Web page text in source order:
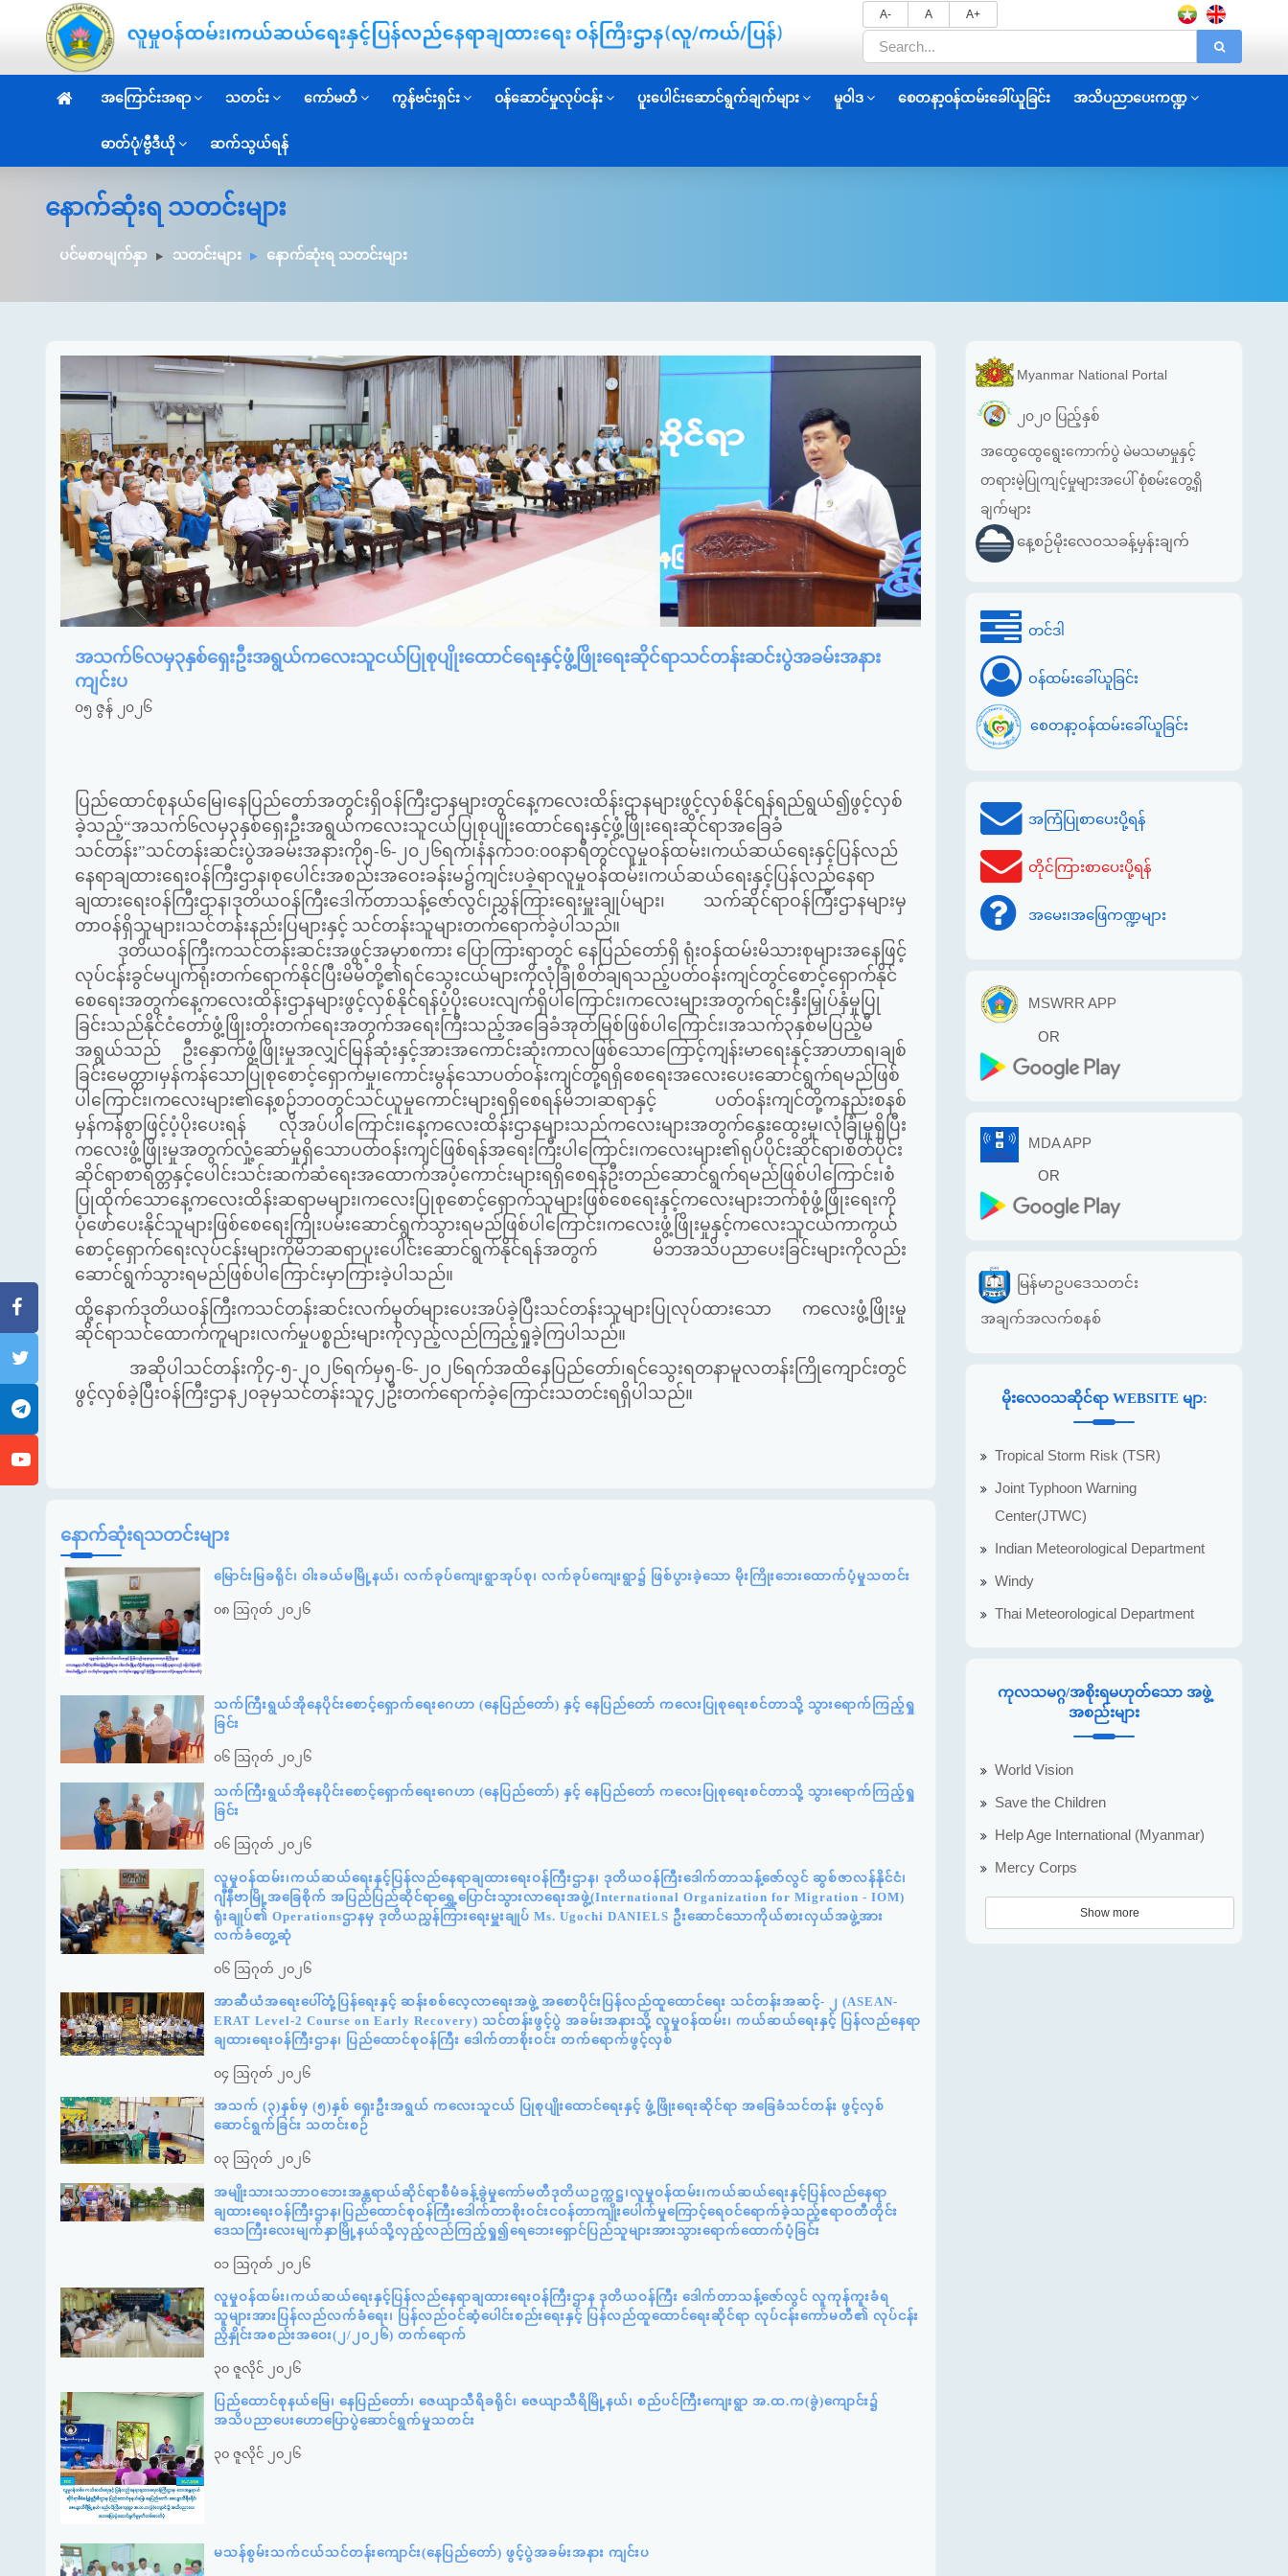
A- A A+
အကြောင်းအရာ သတင်း ကော်မတီ ကွန်ဗင်းရှင်း ဝန်ဆောင်မှုလုပ်ငန်း ပူးပေါင်းဆောင်ရွက်ချက်များ မူဝါဒ စေတနာ့ဝန်ထမ်းခေါ်ယူခြင်း အသိပညာပေးကဏ္ဍ
ဓာတ်ပုံ/ဗွီဒီယို ဆက်သွယ်ရန်
နောက်ဆုံးရ သတင်းများ
ပင်မစာမျက်နှာ သတင်းများ နောက်ဆုံးရ သတင်းများ
အသက်၆လမှ၃နှစ်ရှေးဦးအရွယ်ကလေးသူငယ်ပြုစုပျိုးထောင်ရေးနှင့်ဖွံ့ဖြိုးရေးဆိုင်ရာသင်တန်းဆင်းပွဲအခမ်းအနား
ကျင်းပ
၀၅ ဇွန် ၂၀၂၆
ပြည်ထောင်စုနယ်မြေ၊နေပြည်တော်အတွင်းရှိဝန်ကြီးဌာနများတွင်နေ့ကလေးထိန်းဌာနများဖွင့်လှစ်နိုင်ရန်ရည်ရွယ်၍ဖွင့်လှစ်
ခဲ့သည့်“အသက်၆လမှ၃နှစ်ရှေးဦးအရွယ်ကလေးသူငယ်ပြုစုပျိုးထောင်ရေးနှင့်ဖွံ့ဖြိုးရေးဆိုင်ရာအခြေခံ
သင်တန်း”သင်တန်းဆင်းပွဲအခမ်းအနားကို၅-၆-၂၀၂၆ရက်၊နံနက်၁၀:၀၀နာရီတွင်လူမှုဝန်ထမ်း၊ကယ်ဆယ်ရေးနှင့်ပြန်လည်
နေရာချထားရေးဝန်ကြီးဌာန၊စုပေါင်းအစည်းအဝေးခန်းမ၌ကျင်းပခဲ့ရာလူမှုဝန်ထမ်း၊ကယ်ဆယ်ရေးနှင့်ပြန်လည်နေရာ
ချထားရေးဝန်ကြီးဌာန၊ဒုတိယဝန်ကြီးဒေါက်တာသန့်ဇော်လွင်၊ညွှန်ကြားရေးမှူးချုပ်များ၊ သက်ဆိုင်ရာဝန်ကြီးဌာနများမှ
တာဝန်ရှိသူများ၊သင်တန်းနည်းပြများနှင့် သင်တန်းသူများတက်ရောက်ခဲ့ပါသည်။
ဒုတိယဝန်ကြီးကသင်တန်းဆင်းအဖွင့်အမှာစကား ပြောကြားရာတွင် နေပြည်တော်ရှိ ရုံးဝန်ထမ်းမိသားစုများအနေဖြင့်
လုပ်ငန်းခွင်မပျက်ရုံးတက်ရောက်နိုင်ပြီးမိမိတို့၏ရင်သွေးငယ်များကိုလုံခြုံစိတ်ချရသည့်ပတ်ဝန်းကျင်တွင်စောင့်ရှောက်နိုင်
စေရေးအတွက်နေ့ကလေးထိန်းဌာနများဖွင့်လှစ်နိုင်ရန်ပံ့ပိုးပေးလျက်ရှိပါကြောင်း၊ကလေးများအတွက်ရင်းနှီးမြှုပ်နှံမှုပြု
ခြင်းသည်နိုင်ငံတော်ဖွံ့ဖြိုးတိုးတက်ရေးအတွက်အရေးကြီးသည့်အခြေခံအုတ်မြစ်ဖြစ်ပါကြောင်း၊အသက်၃နှစ်မပြည့်မီ
အရွယ်သည် ဦးနှောက်ဖွံ့ဖြိုးမှုအလျှင်မြန်ဆုံးနှင့်အားအကောင်းဆုံးကာလဖြစ်သောကြောင့်ကျန်းမာရေးနှင့်အာဟာရ၊ချစ်
ခြင်းမေတ္တာ၊မှန်ကန်သောပြုစုစောင့်ရှောက်မှု၊ကောင်းမွန်သောပတ်ဝန်းကျင်တို့ရရှိစေရေးအလေးပေးဆောင်ရွက်ရမည်ဖြစ်
ပါကြောင်း၊ကလေးများ၏နေ့စဉ်ဘဝတွင်သင်ယူမှုကောင်းများရရှိစေရန်မိဘ၊ဆရာနှင့် ပတ်ဝန်းကျင်တို့ကနည်းစနစ်
မှန်ကန်စွာဖြင့်ပံ့ပိုးပေးရန် လိုအပ်ပါကြောင်း၊နေ့ကလေးထိန်းဌာနများသည်ကလေးများအတွက်နွေးထွေးမှု၊လုံခြုံမှုရှိပြီး
ကလေးဖွံ့ဖြိုးမှုအတွက်လှုံ့ဆော်မှုရှိသောပတ်ဝန်းကျင်ဖြစ်ရန်အရေးကြီးပါကြောင်း၊ကလေးများ၏ရုပ်ပိုင်းဆိုင်ရာ၊စိတ်ပိုင်း
ဆိုင်ရာစာရိတ္တနှင့်ပေါင်းသင်းဆက်ဆံရေးအထောက်အပံ့ကောင်းများရရှိစေရန်ဦးတည်ဆောင်ရွက်ရမည်ဖြစ်ပါကြောင်း၊စံ
ပြုထိုက်သောနေ့ကလေးထိန်းဆရာမများ၊ကလေးပြုစုစောင့်ရှောက်သူများဖြစ်စေရေးနှင့်ကလေးများဘက်စုံဖွံ့ဖြိုးရေးကို
ပုံဖော်ပေးနိုင်သူများဖြစ်စေရေးကြိုးပမ်းဆောင်ရွက်သွားရမည်ဖြစ်ပါကြောင်း၊ကလေးဖွံ့ဖြိုးမှုနှင့်ကလေးသူငယ်ကာကွယ်
စောင့်ရှောက်ရေးလုပ်ငန်းများကိုမိဘဆရာပူးပေါင်းဆောင်ရွက်နိုင်ရန်အတွက် မိဘအသိပညာပေးခြင်းများကိုလည်း
ဆောင်ရွက်သွားရမည်ဖြစ်ပါကြောင်းမှာကြားခဲ့ပါသည်။
ထို့နောက်ဒုတိယဝန်ကြီးကသင်တန်းဆင်းလက်မှတ်များပေးအပ်ခဲ့ပြီးသင်တန်းသူများပြုလုပ်ထားသော ကလေးဖွံ့ဖြိုးမှု
ဆိုင်ရာသင်ထောက်ကူများ၊လက်မှုပစ္စည်းများကိုလှည့်လည်ကြည့်ရှုခဲ့ကြပါသည်။
အဆိုပါသင်တန်းကို၄-၅-၂၀၂၆ရက်မှ၅-၆-၂၀၂၆ရက်အထိနေပြည်တော်၊ရင်သွေးရတနာမူလတန်းကြိုကျောင်းတွင်
ဖွင့်လှစ်ခဲ့ပြီးဝန်ကြီးဌာန၂၀ခုမှသင်တန်းသူ၄၂ဦးတက်ရောက်ခဲ့ကြောင်းသတင်းရရှိပါသည်။
နောက်ဆုံးရသတင်းများ
မြောင်းမြခရိုင်၊ ဝါးခယ်မမြို့နယ်၊ လက်ခုပ်ကျေးရွာအုပ်စု၊ လက်ခုပ်ကျေးရွာ၌ ဖြစ်ပွားခဲ့သော မိုးကြိုးဘေးထောက်ပံ့မှုသတင်း
၀၈ ဩဂုတ် ၂၀၂၆
သက်ကြီးရွယ်အိုနေပိုင်းစောင့်ရှောက်ရေးဂေဟာ (နေပြည်တော်) နှင့် နေပြည်တော် ကလေးပြုစုရေးစင်တာသို့ သွားရောက်ကြည့်ရှု
ခြင်း
၀၆ ဩဂုတ် ၂၀၂၆
သက်ကြီးရွယ်အိုနေပိုင်းစောင့်ရှောက်ရေးဂေဟာ (နေပြည်တော်) နှင့် နေပြည်တော် ကလေးပြုစုရေးစင်တာသို့ သွားရောက်ကြည့်ရှု
ခြင်း
၀၆ ဩဂုတ် ၂၀၂၆
လူမှုဝန်ထမ်း၊ကယ်ဆယ်ရေးနှင့်ပြန်လည်နေရာချထားရေးဝန်ကြီးဌာန၊ ဒုတိယဝန်ကြီးဒေါက်တာသန့်ဇော်လွင် ဆွစ်ဇာလန်နိုင်ငံ၊
ဂျီနီဗာမြို့အခြေစိုက် အပြည်ပြည်ဆိုင်ရာရွှေ့ပြောင်းသွားလာရေးအဖွဲ့(International Organization for Migration - IOM)
ရုံးချုပ်၏ Operationsဌာနမှ ဒုတိယညွှန်ကြားရေးမှူးချုပ် Ms. Ugochi DANIELS ဦးဆောင်သောကိုယ်စားလှယ်အဖွဲ့အား
လက်ခံတွေ့ဆုံ
၀၆ ဩဂုတ် ၂၀၂၆
အာဆီယံအရေးပေါ်တုံ့ပြန်ရေးနှင့် ဆန်းစစ်လေ့လာရေးအဖွဲ့ အစောပိုင်းပြန်လည်ထူထောင်ရေး သင်တန်းအဆင့်- ၂ (ASEAN-
ERAT Level-2 Course on Early Recovery) သင်တန်းဖွင့်ပွဲ အခမ်းအနားသို့ လူမှုဝန်ထမ်း၊ ကယ်ဆယ်ရေးနှင့် ပြန်လည်နေရာ
ချထားရေးဝန်ကြီးဌာန၊ ပြည်ထောင်စုဝန်ကြီး ဒေါက်တာစိုးဝင်း တက်ရောက်ဖွင့်လှစ်
၀၄ ဩဂုတ် ၂၀၂၆
အသက် (၃)နှစ်မှ (၅)နှစ် ရှေးဦးအရွယ် ကလေးသူငယ် ပြုစုပျိုးထောင်ရေးနှင့် ဖွံ့ဖြိုးရေးဆိုင်ရာ အခြေခံသင်တန်း ဖွင့်လှစ်
ဆောင်ရွက်ခြင်း သတင်းစဉ်
၀၃ ဩဂုတ် ၂၀၂၆
အမျိုးသားသဘာဝဘေးအန္တရာယ်ဆိုင်ရာစီမံခန့်ခွဲမှုကော်မတီဒုတိယဥက္ကဋ္ဌ၊လူမှုဝန်ထမ်း၊ကယ်ဆယ်ရေးနှင့်ပြန်လည်နေရာ
ချထားရေးဝန်ကြီးဌာန၊ပြည်ထောင်စုဝန်ကြီးဒေါက်တာစိုးဝင်းငဝန်တာကျိုးပေါက်မှုကြောင့်ရေဝင်ရောက်ခဲ့သည့်ဧရာဝတီတိုင်း
ဒေသကြီးလေးမျက်နှာမြို့နယ်သို့လှည့်လည်ကြည့်ရှု၍ရေဘေးရှောင်ပြည်သူများအားသွားရောက်ထောက်ပံ့ခြင်း
၀၁ ဩဂုတ် ၂၀၂၆
လူမှုဝန်ထမ်း၊ကယ်ဆယ်ရေးနှင့်ပြန်လည်နေရာချထားရေးဝန်ကြီးဌာန ဒုတိယဝန်ကြီး ဒေါက်တာသန့်ဇော်လွင် လူကုန်ကူးခံရ
သူများအားပြန်လည်လက်ခံရေး၊ ပြန်လည်ဝင်ဆံ့ပေါင်းစည်းရေးနှင့် ပြန်လည်ထူထောင်ရေးဆိုင်ရာ လုပ်ငန်းကော်မတီ၏ လုပ်ငန်း
ညှိနှိုင်းအစည်းအဝေး(၂/၂၀၂၆) တက်ရောက်
၃၀ ဇူလိုင် ၂၀၂၆
ပြည်ထောင်စုနယ်မြေ၊ နေပြည်တော်၊ ဇေယျာသီရိခရိုင်၊ ဇေယျာသီရိမြို့နယ်၊ စည်ပင်ကြီးကျေးရွာ အ.ထ.က(ခွဲ)ကျောင်း၌
အသိပညာပေးဟောပြောပွဲဆောင်ရွက်မှုသတင်း
၃၀ ဇူလိုင် ၂၀၂၆
မသန်စွမ်းသက်ငယ်သင်တန်းကျောင်း(နေပြည်တော်) ဖွင့်ပွဲအခမ်းအနား ကျင်းပ
Myanmar National Portal
၂၀၂၀ ပြည့်နှစ်
အထွေထွေရွေးကောက်ပွဲ မဲမသမာမှုနှင့်
တရားမဲ့ပြုကျင့်မှုများအပေါ် စုံစမ်းတွေ့ရှိ
ချက်များ
နေ့စဉ်မိုးလေဝသခန့်မှန်းချက်
တင်ဒါ
ဝန်ထမ်းခေါ်ယူခြင်း
စေတနာ့ဝန်ထမ်းခေါ်ယူခြင်း
အကြံပြုစာပေးပို့ရန်
တိုင်ကြားစာပေးပို့ရန်
အမေး၊အဖြေကဏ္ဍများ
MSWRR APP
OR
MDA APP
OR
မြန်မာဥပဒေသတင်း
အချက်အလက်စနစ်
မိုးလေဝသဆိုင်ရာ WEBSITE မျာ:
Tropical Storm Risk (TSR)
Joint Typhoon Warning
Center(JTWC)
Indian Meteorological Department
Windy
Thai Meteorological Department
ကုလသမဂ္ဂ/အစိုးရမဟုတ်သော အဖွဲ့
အစည်းများ
World Vision
Save the Children
Help Age International (Myanmar)
Mercy Corps
Show more